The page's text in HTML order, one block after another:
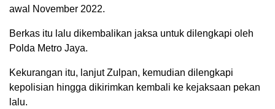
awal November 2022.
Berkas itu lalu dikembalikan jaksa untuk dilengkapi oleh
Polda Metro Jaya.
Kekurangan itu, lanjut Zulpan, kemudian dilengkapi
kepolisian hingga dikirimkan kembali ke kejaksaan pekan
lalu.